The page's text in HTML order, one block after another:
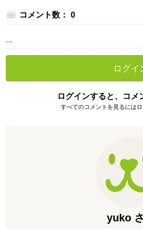
コメント数： 0
...
ログイ
ログインすると、コメ
すべてのコメントを見るにはロ
yuko